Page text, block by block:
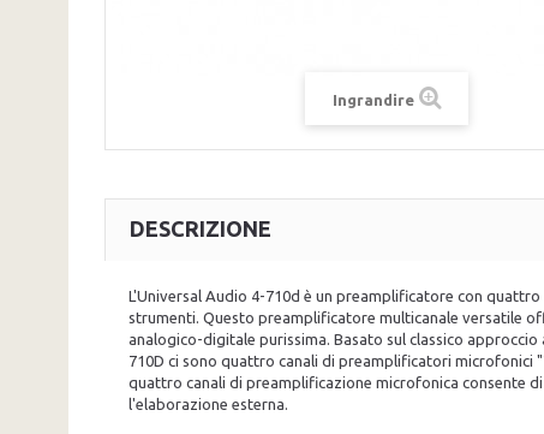
Ingrandire
DESCRIZIONE
L'Universal Audio 4-710d è un preamplificatore con
strumenti. Questo preamplificatore multicanale versatile
analogico-digitale purissima. Basato sul classico
710D ci sono quattro canali di preamplificatori microfonici
quattro canali di preamplificazione microfonica consente
l'elaborazione esterna.